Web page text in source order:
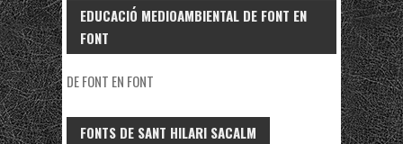
EDUCACIÓ MEDIOAMBIENTAL DE FONT EN
FONT
DE FONT EN FONT
FONTS DE SANT HILARI SACALM